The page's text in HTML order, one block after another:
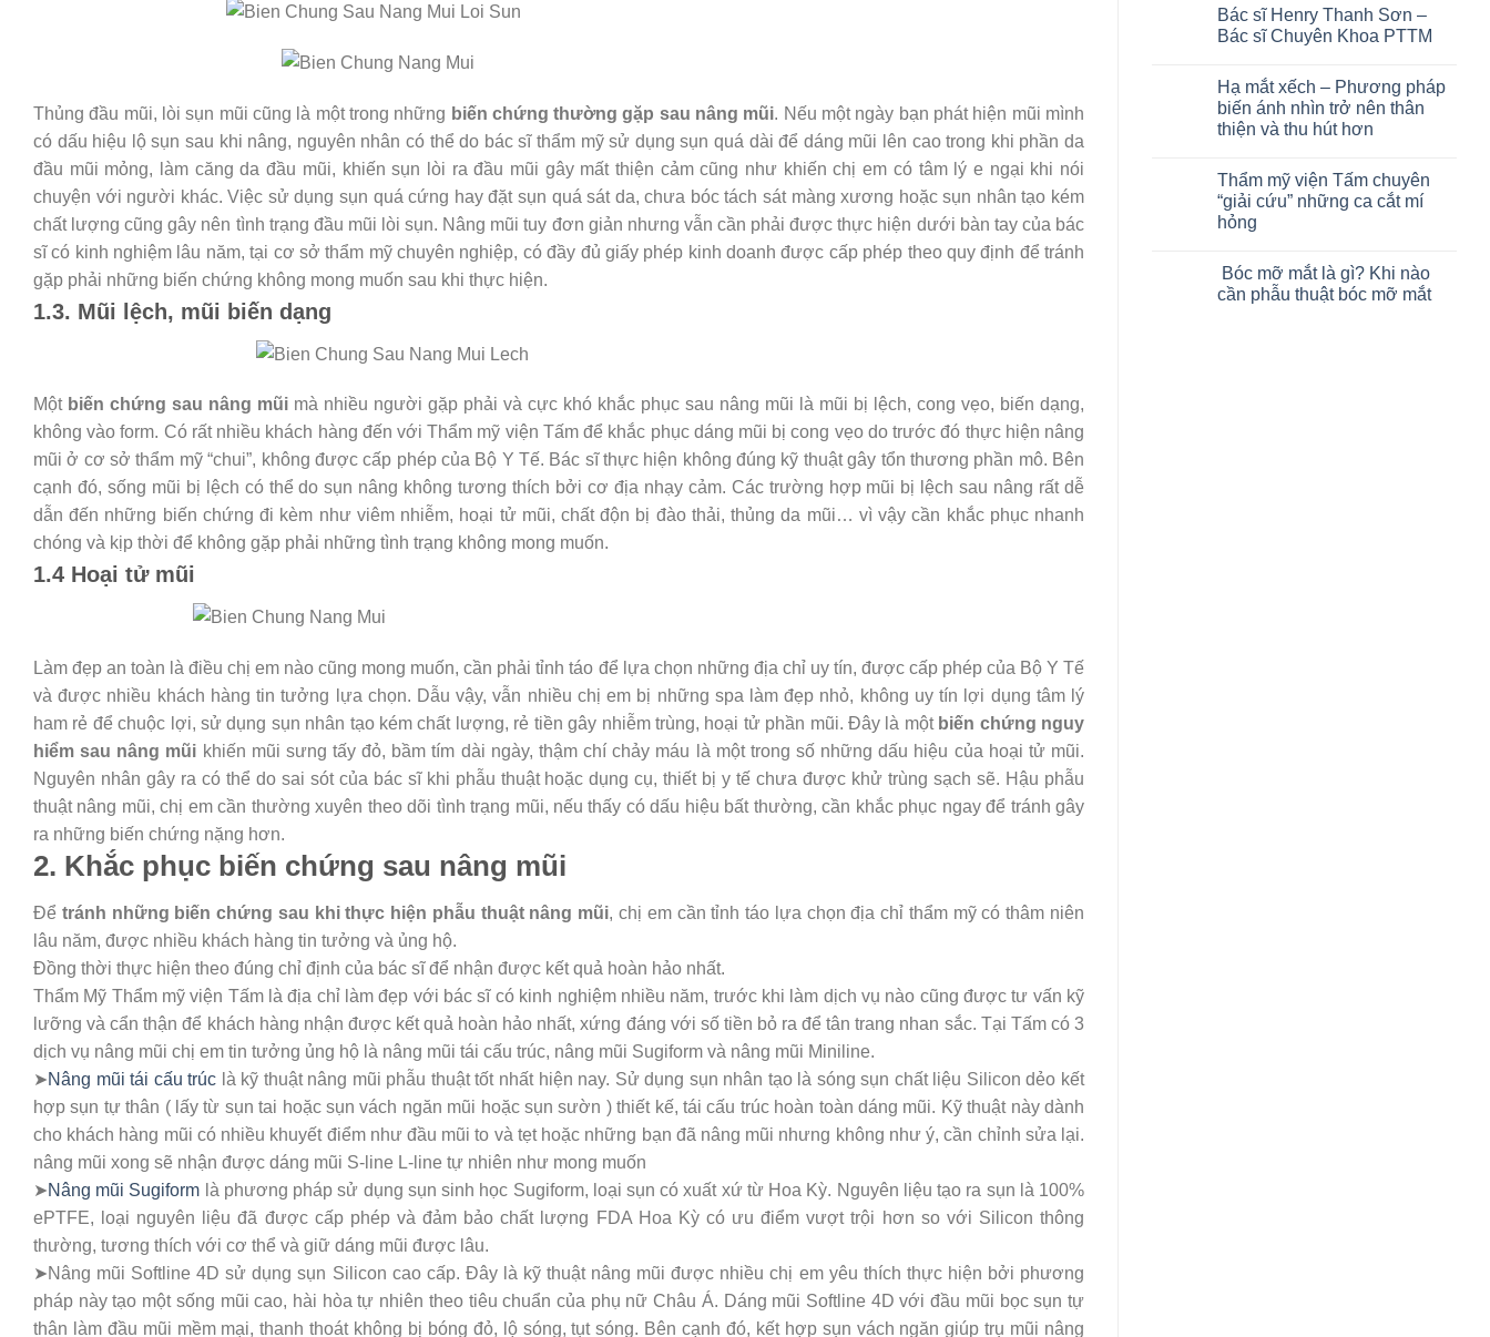
Thủng đầu mũi, lòi sụn mũi cũng là một trong những biến chứng thường gặp sau nâng mũi. Nếu một ngày bạn phát hiện mũi mình
có dấu hiệu lộ sụn sau khi nâng, nguyên nhân có thể do bác sĩ thẩm mỹ sử dụng sụn quá dài để dáng mũi lên cao trong khi phần da
đầu mũi mỏng, làm căng da đầu mũi, khiến sụn lòi ra đầu mũi gây mất thiện cảm cũng như khiến chị em có tâm lý e ngại khi nói
chuyện với người khác. Việc sử dụng sụn quá cứng hay đặt sụn quá sát da, chưa bóc tách sát màng xương hoặc sụn nhân tạo kém
chất lượng cũng gây nên tình trạng đầu mũi lòi sụn. Nâng mũi tuy đơn giản nhưng vẫn cần phải được thực hiện dưới bàn tay của bác
sĩ có kinh nghiệm lâu năm, tại cơ sở thẩm mỹ chuyên nghiệp, có đầy đủ giấy phép kinh doanh được cấp phép theo quy định để tránh
gặp phải những biến chứng không mong muốn sau khi thực hiện.
1.3. Mũi lệch, mũi biến dạng
Một biến chứng sau nâng mũi mà nhiều người gặp phải và cực khó khắc phục sau nâng mũi là mũi bị lệch, cong vẹo, biến dạng,
không vào form. Có rất nhiều khách hàng đến với Thẩm mỹ viện Tấm để khắc phục dáng mũi bị cong vẹo do trước đó thực hiện nâng
mũi ở cơ sở thẩm mỹ “chui”, không được cấp phép của Bộ Y Tế. Bác sĩ thực hiện không đúng kỹ thuật gây tổn thương phần mô. Bên
cạnh đó, sống mũi bị lệch có thể do sụn nâng không tương thích bởi cơ địa nhạy cảm. Các trường hợp mũi bị lệch sau nâng rất dễ
dẫn đến những biến chứng đi kèm như viêm nhiễm, hoại tử mũi, chất độn bị đào thải, thủng da mũi… vì vậy cần khắc phục nhanh
chóng và kịp thời để không gặp phải những tình trạng không mong muốn.
1.4 Hoại tử mũi
Làm đẹp an toàn là điều chị em nào cũng mong muốn, cần phải tỉnh táo để lựa chọn những địa chỉ uy tín, được cấp phép của Bộ Y Tế
và được nhiều khách hàng tin tưởng lựa chọn. Dẫu vậy, vẫn nhiều chị em bị những spa làm đẹp nhỏ, không uy tín lợi dụng tâm lý
ham rẻ để chuộc lợi, sử dụng sụn nhân tạo kém chất lượng, rẻ tiền gây nhiễm trùng, hoại tử phần mũi. Đây là một biến chứng nguy
hiểm sau nâng mũi khiến mũi sưng tấy đỏ, bầm tím dài ngày, thậm chí chảy máu là một trong số những dấu hiệu của hoại tử mũi.
Nguyên nhân gây ra có thể do sai sót của bác sĩ khi phẫu thuật hoặc dụng cụ, thiết bị y tế chưa được khử trùng sạch sẽ. Hậu phẫu
thuật nâng mũi, chị em cần thường xuyên theo dõi tình trạng mũi, nếu thấy có dấu hiệu bất thường, cần khắc phục ngay để tránh gây
ra những biến chứng nặng hơn.
2. Khắc phục biến chứng sau nâng mũi
Để tránh những biến chứng sau khi thực hiện phẫu thuật nâng mũi, chị em cần tỉnh táo lựa chọn địa chỉ thẩm mỹ có thâm niên
lâu năm, được nhiều khách hàng tin tưởng và ủng hộ.
Đồng thời thực hiện theo đúng chỉ định của bác sĩ để nhận được kết quả hoàn hảo nhất.
Thẩm Mỹ Thẩm mỹ viện Tấm là địa chỉ làm đẹp với bác sĩ có kinh nghiệm nhiều năm, trước khi làm dịch vụ nào cũng được tư vấn kỹ
lưỡng và cẩn thận để khách hàng nhận được kết quả hoàn hảo nhất, xứng đáng với số tiền bỏ ra để tân trang nhan sắc. Tại Tấm có 3
dịch vụ nâng mũi chị em tin tưởng ủng hộ là nâng mũi tái cấu trúc, nâng mũi Sugiform và nâng mũi Miniline.
➤Nâng mũi tái cấu trúc là kỹ thuật nâng mũi phẫu thuật tốt nhất hiện nay. Sử dụng sụn nhân tạo là sóng sụn chất liệu Silicon dẻo kết
hợp sụn tự thân ( lấy từ sụn tai hoặc sụn vách ngăn mũi hoặc sụn sườn ) thiết kế, tái cấu trúc hoàn toàn dáng mũi. Kỹ thuật này dành
cho khách hàng mũi có nhiều khuyết điểm như đầu mũi to và tẹt hoặc những bạn đã nâng mũi nhưng không như ý, cần chỉnh sửa lại.
nâng mũi xong sẽ nhận được dáng mũi S-line L-line tự nhiên như mong muốn
➤Nâng mũi Sugiform là phương pháp sử dụng sụn sinh học Sugiform, loại sụn có xuất xứ từ Hoa Kỳ. Nguyên liệu tạo ra sụn là 100%
ePTFE, loại nguyên liệu đã được cấp phép và đảm bảo chất lượng FDA Hoa Kỳ có ưu điểm vượt trội hơn so với Silicon thông
thường, tương thích với cơ thể và giữ dáng mũi được lâu.
➤Nâng mũi Softline 4D sử dụng sụn Silicon cao cấp. Đây là kỹ thuật nâng mũi được nhiều chị em yêu thích thực hiện bởi phương
pháp này tạo một sống mũi cao, hài hòa tự nhiên theo tiêu chuẩn của phụ nữ Châu Á. Dáng mũi Softline 4D với đầu mũi bọc sụn tự
thân làm đầu mũi mềm mại, thanh thoát không bị bóng đỏ, lộ sóng, tụt sóng. Bên cạnh đó, kết hợp sụn vách ngăn giúp trụ mũi nâng
Bác sĩ Henry Thanh Sơn –
Bác sĩ Chuyên Khoa PTTM
Hạ mắt xếch – Phương pháp
biến ánh nhìn trở nên thân
thiện và thu hút hơn
Thẩm mỹ viện Tấm chuyên
“giải cứu” những ca cắt mí
hỏng
Bóc mỡ mắt là gì? Khi nào
cần phẫu thuật bóc mỡ mắt